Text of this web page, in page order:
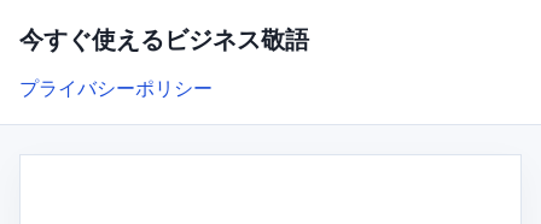
今すぐ使えるビジネス敬語
プライバシーポリシー